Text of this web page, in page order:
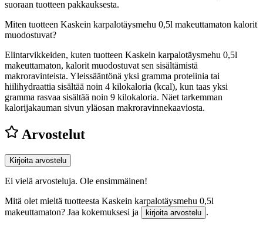
suoraan tuotteen pakkauksesta.
Miten tuotteen Kaskein karpalotäysmehu 0,5l makeuttamaton kalorit
muodostuvat?
Elintarvikkeiden, kuten tuotteen Kaskein karpalotäysmehu 0,5l
makeuttamaton, kalorit muodostuvat sen sisältämistä
makroravinteista. Yleissääntönä yksi gramma proteiinia tai
hiilihydraattia sisältää noin 4 kilokaloria (kcal), kun taas yksi
gramma rasvaa sisältää noin 9 kilokaloria. Näet tarkemman
kalorijakauman sivun yläosan makroravinnekaaviosta.
Arvostelut
Kirjoita arvostelu
Ei vielä arvosteluja. Ole ensimmäinen!
Mitä olet mieltä tuotteesta Kaskein karpalotäysmehu 0,5l
makeuttamaton? Jaa kokemuksesi ja
kirjoita arvostelu .